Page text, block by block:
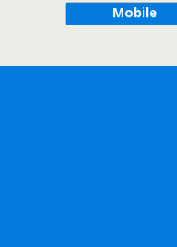
Mobile